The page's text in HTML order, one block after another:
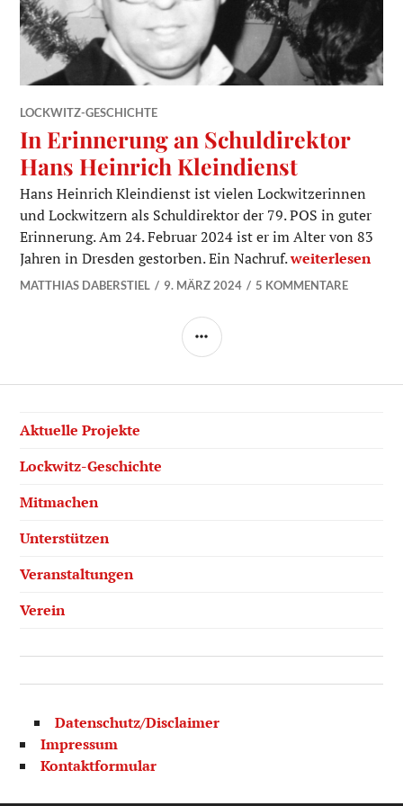
LOCKWITZ-GESCHICHTE
In Erinnerung an Schuldirektor
Hans Heinrich Kleindienst
Hans Heinrich Kleindienst ist vielen Lockwitzerinnen
und Lockwitzern als Schuldirektor der 79. POS in guter
Erinnerung. Am 24. Februar 2024 ist er im Alter von 83
Jahren in Dresden gestorben. Ein Nachruf.In Erinnerung
weiterlesen
MATTHIAS DABERSTIEL 9. MÄRZ 2024 5 KOMMENTARE
SEITENLEISTE
Aktuelle Projekte
Lockwitz-Geschichte
Mitmachen
Unterstützen
Veranstaltungen
Verein
Datenschutz/Disclaimer
Impressum
Kontaktformular